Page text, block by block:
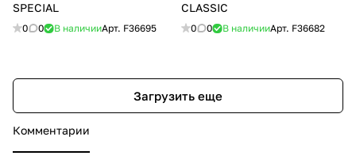
SPECIAL
0 0 В наличииАрт. F36695
CLASSIC
0 0 В наличииАрт. F36682
Загрузить еще
Комментарии